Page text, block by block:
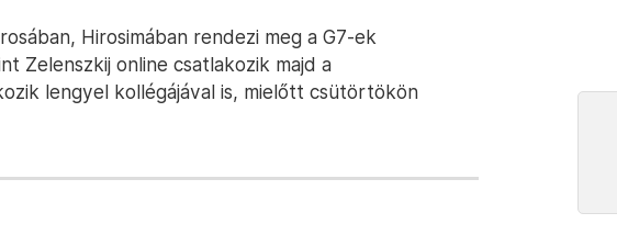
Hirosimában rendezi meg a G7-ek
Zelenszkij online csatlakozik majd a
lengyel kollégájával is, mielőtt csütörtökön